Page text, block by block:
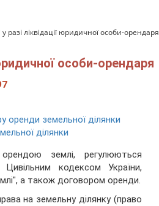
разі ліквідації юридичної особи-орендаря
особи-орендаря
оренди земельної ділянки
ділянки
землі, регулюються
кодексом України,
а також договором оренди.
на земельну ділянку (право